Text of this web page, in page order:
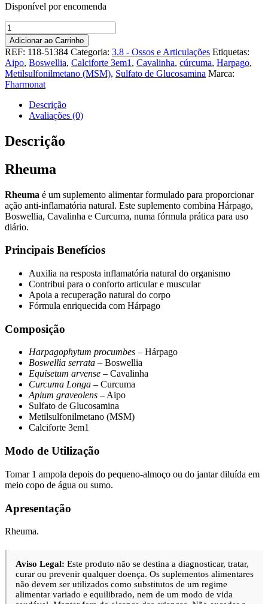
Disponível por encomenda
Quantidade
de
Rheuma
Adicionar ao Carrinho
REF: 118-51384 Categoria: 3.8 - Ossos e Articulações Etiquetas:
Aipo, Boswellia, Calciforte 3em1 , Cavalinha, cúrcuma, Harpago,
Metilsulfonilmetano (MSM), Sulfato de Glucosamina Marca:
Fharmonat
Descrição
Avaliações (0)
Descrição
Rheuma
Rheuma é um suplemento alimentar formulado para proporcionar
ação anti-inflamatória natural. Este suplemento combina Hárpago,
Boswellia, Cavalinha e Curcuma, numa fórmula prática para uso
diário.
Principais Benefícios
Auxilia na resposta inflamatória natural do organismo
Contribui para o conforto articular e muscular
Apoia a recuperação natural do corpo
Fórmula enriquecida com Hárpago
Composição
Harpagophytum procumbes – Hárpago
Boswellia serrata – Boswellia
Equisetum arvense – Cavalinha
Curcuma Longa – Curcuma
Apium graveolens – Aipo
Sulfato de Glucosamina
Metilsulfonilmetano (MSM)
Calciforte 3em1
Modo de Utilização
Tomar 1 ampola depois do pequeno-almoço ou do jantar diluída em
meio copo de água ou sumo.
Apresentação
Rheuma.
Aviso Legal: Este produto não se destina a diagnosticar, tratar,
curar ou prevenir qualquer doença. Os suplementos alimentares
não devem ser utilizados como substitutos de um regime
alimentar variado e equilibrado, nem de um modo de vida